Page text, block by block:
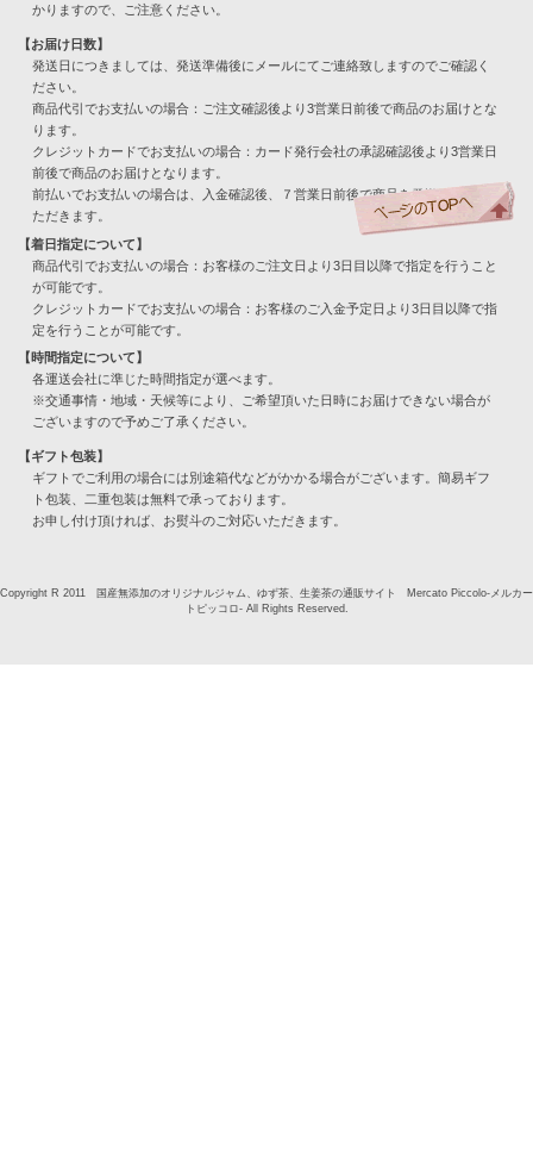
かりますので、ご注意ください。
【お届け日数】
発送日につきましては、発送準備後にメールにてご連絡致しますのでご確認く
ださい。
商品代引でお支払いの場合：ご注文確認後より3営業日前後で商品のお届けとな
ります。
クレジットカードでお支払いの場合：カード発行会社の承認確認後より3営業日
前後で商品のお届けとなります。
前払いでお支払いの場合は、入金確認後、７営業日前後で商品を発送させてい
ただきます。
【着日指定について】
商品代引でお支払いの場合：お客様のご注文日より3日目以降で指定を行うこと
が可能です。
クレジットカードでお支払いの場合：お客様のご入金予定日より3日目以降で指
定を行うことが可能です。
【時間指定について】
各運送会社に準じた時間指定が選べます。
※交通事情・地域・天候等により、ご希望頂いた日時にお届けできない場合が
ございますので予めご了承ください。
【ギフト包装】
ギフトでご利用の場合には別途箱代などがかかる場合がございます。簡易ギフ
ト包装、二重包装は無料で承っております。
お申し付け頂ければ、お熨斗のご対応いただきます。
Copyright R 2011 国産無添加のオリジナルジャム、ゆず茶、生姜茶の通販サイト Mercato Piccolo-メルカー
トピッコロ- All Rights Reserved.